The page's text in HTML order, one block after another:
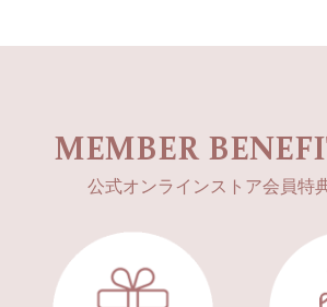
MEMBER
公式オンラインストア会員特